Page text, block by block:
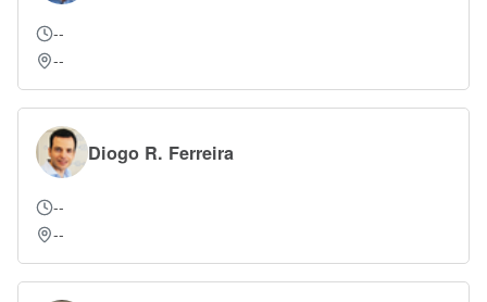
--
--
Diogo R. Ferreira
--
--